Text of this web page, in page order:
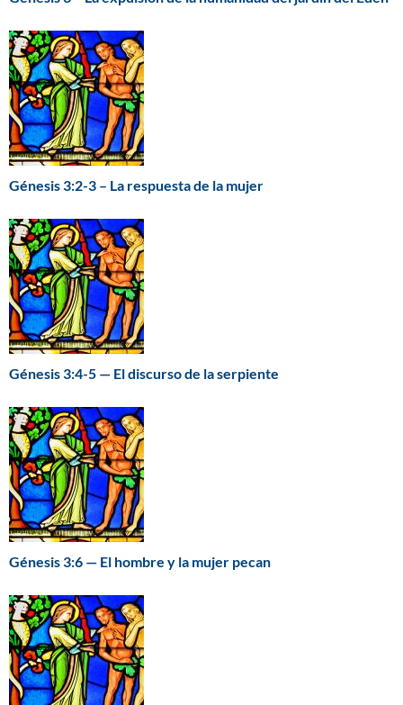
Génesis 3:2-3 – La respuesta de la mujer
Génesis 3:4-5 — El discurso de la serpiente
Génesis 3:6 — El hombre y la mujer pecan